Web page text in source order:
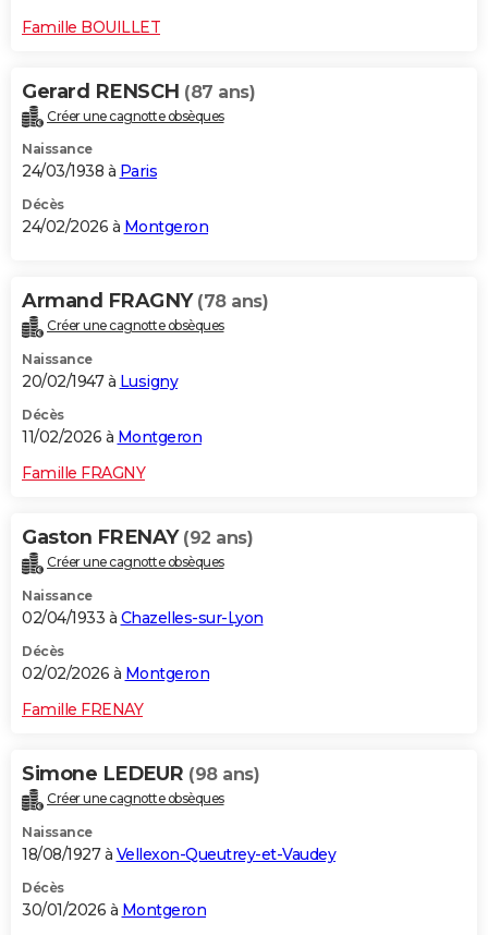
Famille BOUILLET
Gerard RENSCH (87 ans)
Créer une cagnotte obsèques
Naissance
24/03/1938 à Paris
Décès
24/02/2026 à Montgeron
Armand FRAGNY (78 ans)
Créer une cagnotte obsèques
Naissance
20/02/1947 à Lusigny
Décès
11/02/2026 à Montgeron
Famille FRAGNY
Gaston FRENAY (92 ans)
Créer une cagnotte obsèques
Naissance
02/04/1933 à Chazelles-sur-Lyon
Décès
02/02/2026 à Montgeron
Famille FRENAY
Simone LEDEUR (98 ans)
Créer une cagnotte obsèques
Naissance
18/08/1927 à Vellexon-Queutrey-et-Vaudey
Décès
30/01/2026 à Montgeron